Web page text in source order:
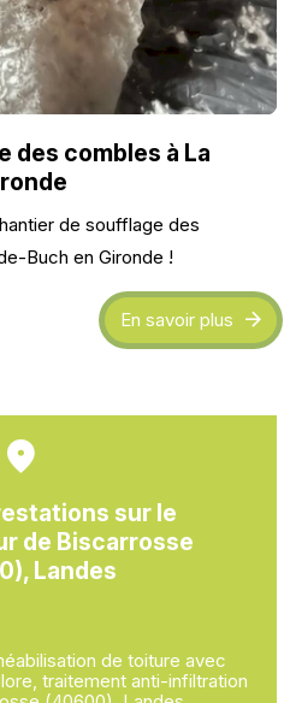
des combles à La
de soufflage des
Buch en Gironde !
En savoir plus
sur le
de Biscarrosse
Landes
de toiture avec
traitement anti-infiltration